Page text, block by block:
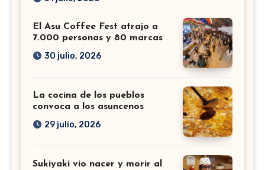
El Asu Coffee Fest atrajo a
7.000 personas y 80 marcas
30 julio, 2026
La cocina de los pueblos
convoca a los asuncenos
29 julio, 2026
Sukiyaki vio nacer y morir al